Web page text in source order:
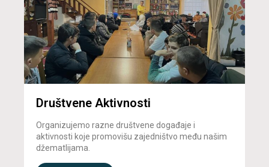
Društvene Aktivnosti
Organizujemo razne društvene događaje i
aktivnosti koje promovišu zajedništvo među našim
džematlijama.